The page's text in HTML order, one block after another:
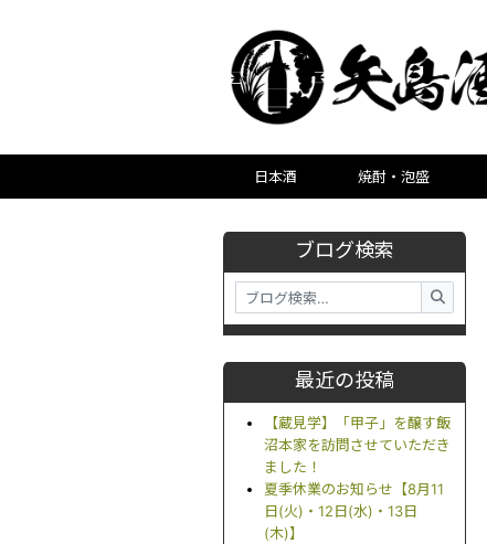
日本酒 焼酎・泡盛
ブログ検索
最近の投稿
【蔵見学】「甲子」を醸す飯
沼本家を訪問させていただき
ました！
夏季休業のお知らせ【8月11
日(火)・12日(水)・13日
(木)】